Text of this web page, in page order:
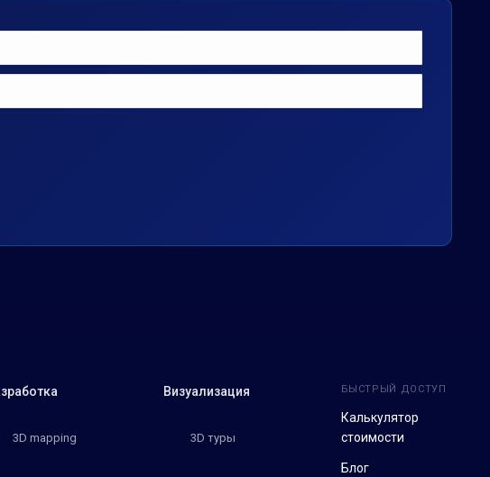
3D mapping
Визуализация
3D туры
БЫСТРЫЙ ДОСТУП
Калькулятор
стоимости
Блог